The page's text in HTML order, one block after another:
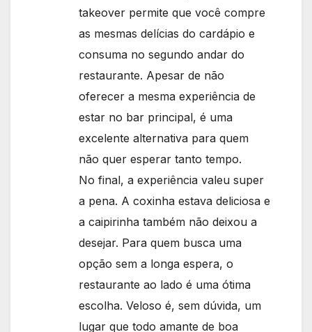
takeover permite que você compre
as mesmas delícias do cardápio e
consuma no segundo andar do
restaurante. Apesar de não
oferecer a mesma experiência de
estar no bar principal, é uma
excelente alternativa para quem
não quer esperar tanto tempo.
No final, a experiência valeu super
a pena. A coxinha estava deliciosa e
a caipirinha também não deixou a
desejar. Para quem busca uma
opção sem a longa espera, o
restaurante ao lado é uma ótima
escolha. Veloso é, sem dúvida, um
lugar que todo amante de boa